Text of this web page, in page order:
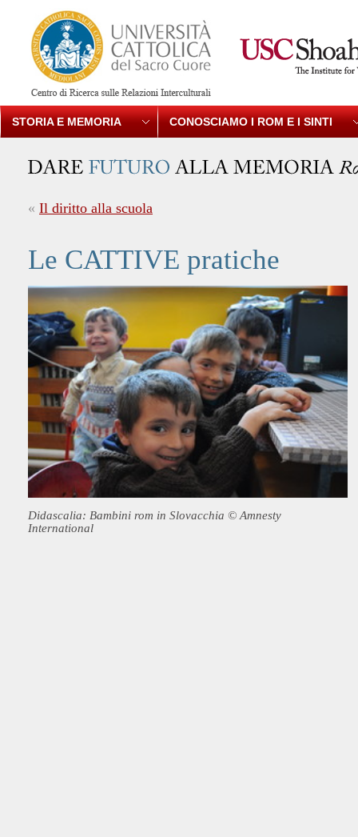
STORIA E MEMORIA CONOSCIAMO I ROM E I SINTI
« Il diritto alla scuola
Le CATTIVE pratiche
Didascalia: Bambini rom in Slovacchia © Amnesty
International